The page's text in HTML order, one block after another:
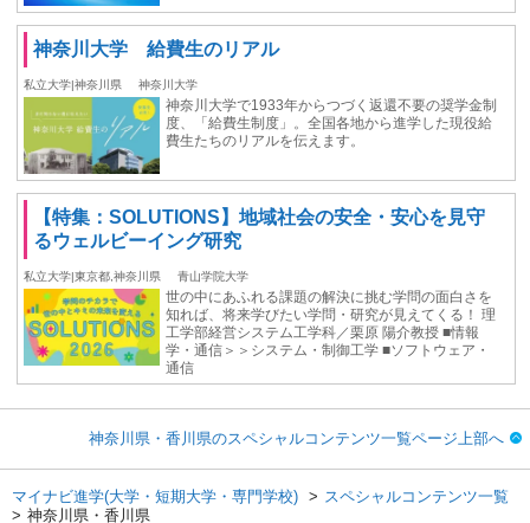
神奈川大学 給費生のリアル
私立大学|神奈川県 神奈川大学
神奈川大学で1933年からつづく返還不要の奨学金制
度、「給費生制度」。全国各地から進学した現役給
費生たちのリアルを伝えます。
【特集：SOLUTIONS】地域社会の安全・安心を見守
るウェルビーイング研究
私立大学|東京都,神奈川県 青山学院大学
世の中にあふれる課題の解決に挑む学問の面白さを
知れば、将来学びたい学問・研究が見えてくる！ 理
工学部経営システム工学科／栗原 陽介教授 ■情報
学・通信＞＞システム・制御工学 ■ソフトウェア・
通信
神奈川県・香川県のスペシャルコンテンツ一覧ページ上部へ
マイナビ進学(大学・短期大学・専門学校)
スペシャルコンテンツ一覧
神奈川県・香川県